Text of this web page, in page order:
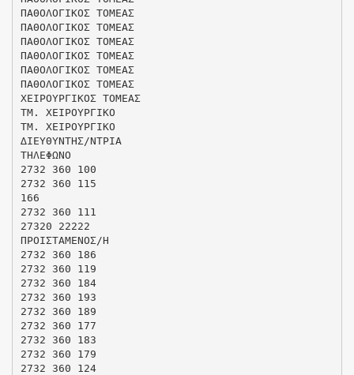
ΠΑΘΟΛΟΓΙΚΟΣ ΤΟΜΕΑΣ
ΠΑΘΟΛΟΓΙΚΟΣ ΤΟΜΕΑΣ
ΠΑΘΟΛΟΓΙΚΟΣ ΤΟΜΕΑΣ
ΠΑΘΟΛΟΓΙΚΟΣ ΤΟΜΕΑΣ
ΠΑΘΟΛΟΓΙΚΟΣ ΤΟΜΕΑΣ
ΠΑΘΟΛΟΓΙΚΟΣ ΤΟΜΕΑΣ
ΧΕΙΡΟΥΡΓΙΚΟΣ ΤΟΜΕΑΣ
ΤΜ. ΧΕΙΡΟΥΡΓΙΚΟ
ΤΜ. ΧΕΙΡΟΥΡΓΙΚΟ
∆ΙΕΥΘΥΝΤΗΣ/ΝΤΡΙΑ
ΤΗΛΕΦΩΝΟ
2732 360 100
2732 360 115
166
2732 360 111
27320 22222
ΠΡΟΙΣΤΑΜΕΝΟΣ/Η
2732 360 186
2732 360 119
2732 360 184
2732 360 193
2732 360 189
2732 360 177
2732 360 183
2732 360 179
2732 360 124